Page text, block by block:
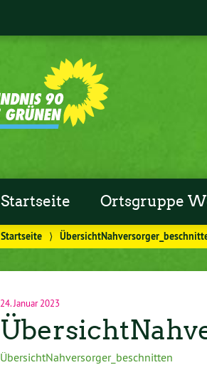
Startseite Ortsgruppe
Startseite ⟩
24. Januar 2023
ÜbersichtNahversorger_beschnitten